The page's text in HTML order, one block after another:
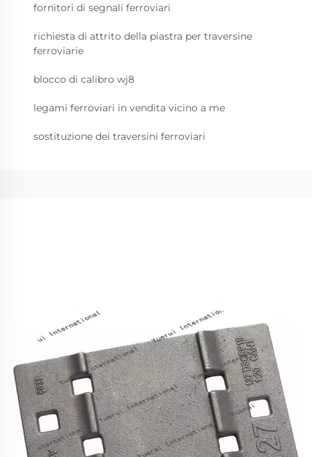
fornitori di segnali ferroviari
richiesta di attrito della piastra per traversine
ferroviarie
blocco di calibro wj8
legami ferroviari in vendita vicino a me
sostituzione dei traversini ferroviari